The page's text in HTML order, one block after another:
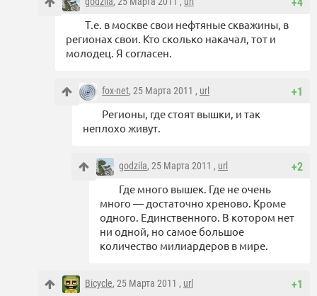
Т.е. в москве свои нефтяные скважины, в
регионах свои. Кто сколько накачал, тот и
молодец. Я согласен.
+1
fox-net, 25 Марта 2011 , url
Регионы, где стоят вышки, и так
неплохо живут.
+2
godzila, 25 Марта 2011 , url
Где много вышек. Где не очень
много — достаточно хреново. Кроме
одного. Единственного. В котором нет
ни одной, но самое большое
количество милиардеров в мире.
+1
Bicycle, 25 Марта 2011 , url